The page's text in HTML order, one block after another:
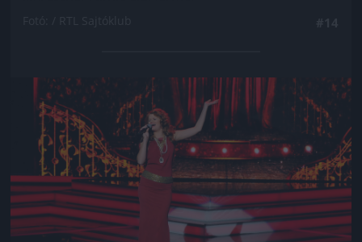
Jön még kép!